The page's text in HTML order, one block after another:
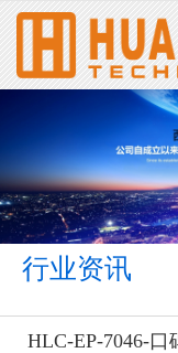
行业资讯
HLC-EP-7046-